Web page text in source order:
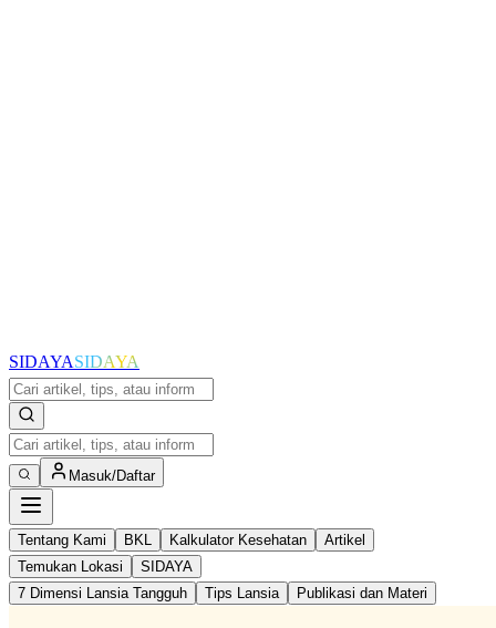
SIDAYASIDAYA
Masuk/Daftar
Tentang Kami BKL Kalkulator Kesehatan
Artikel
Temukan Lokasi
SIDAYA
7 Dimensi Lansia Tangguh
Tips Lansia Publikasi dan Materi